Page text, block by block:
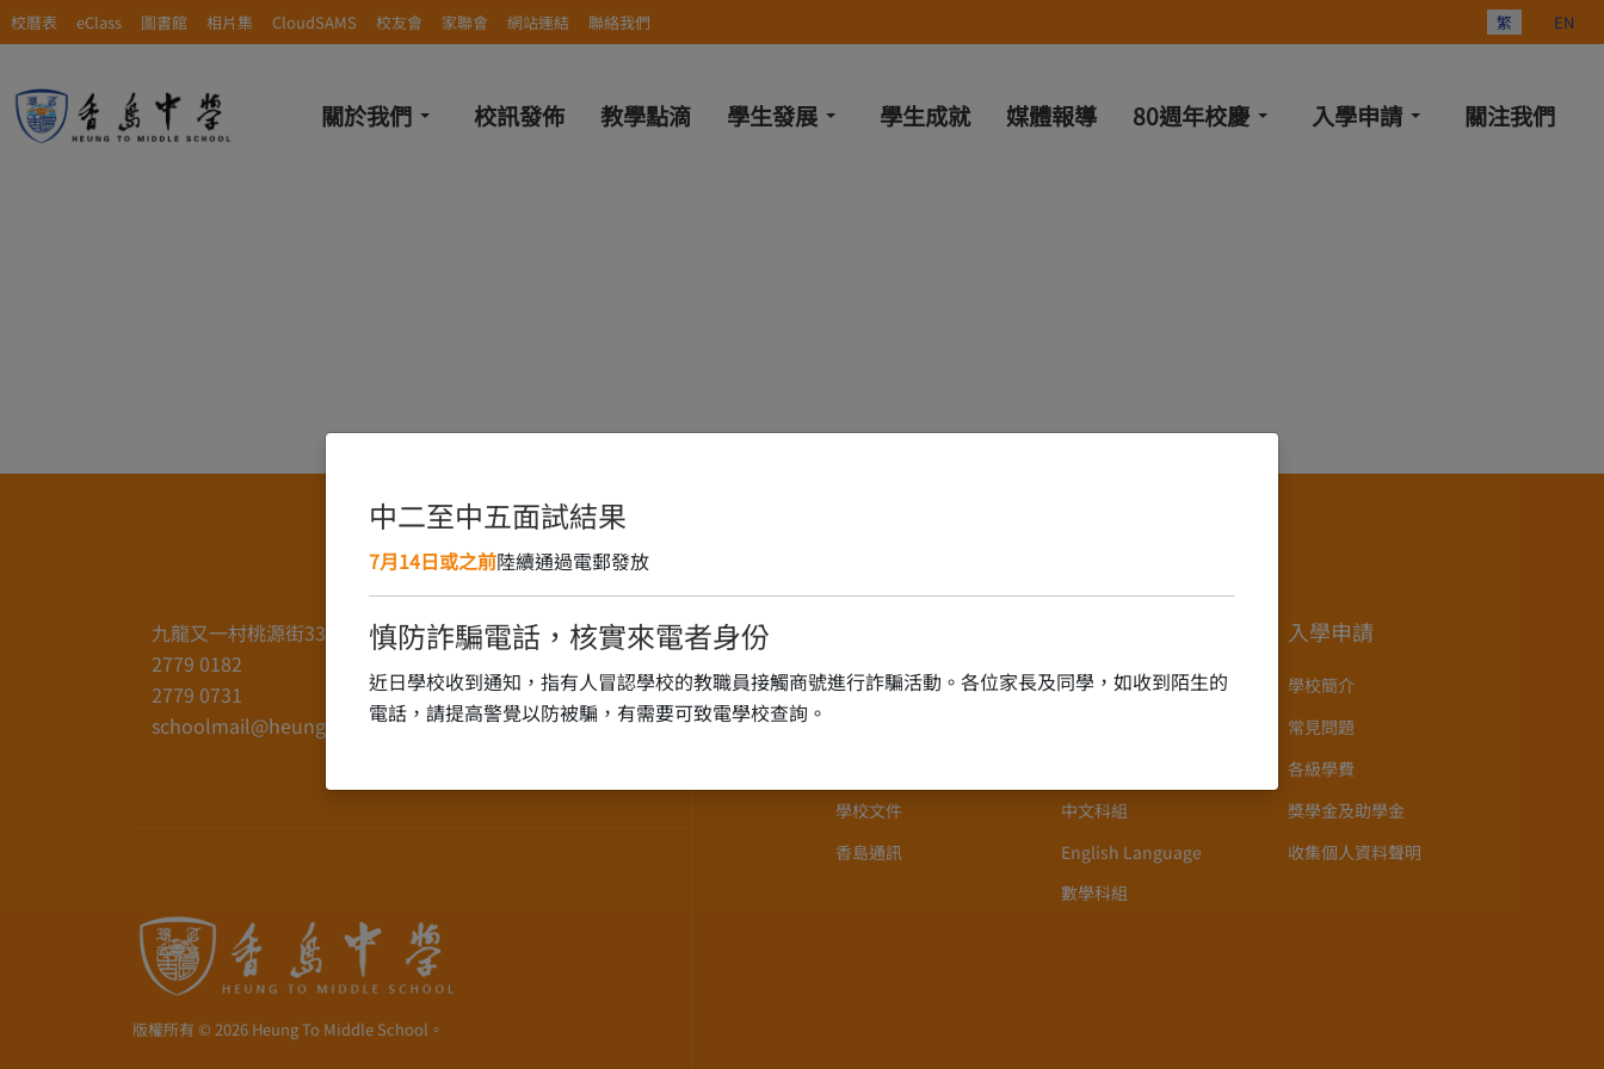
校曆表 eClass 圖書館 相片集 CloudSAMS 校友會 家聯會 網站連結 聯絡我們 選擇你的語言
繁 EN
關於我們 校訊發佈 教學點滴 學生發展 學生成就 媒體報導 80週年校慶 入學申請 關注我們
中二至中五面試結果
7月14日或之前陸續通過電郵發放
慎防詐騙電話，核實來電者身份
近日學校收到通知，指有人冒認學校的教職員接觸商號進行詐騙活動。各位家長及同學，如收到陌生的
電話，請提高警覺以防被騙，有需要可致電學校查詢。
九龍又一村桃源街33號
2779 0182
2779 0731
schoolmail@heungto.edu.hk
版權所有 © 2026 Heung To Middle School。
學校歷史
學校文件
香島通訊
語言政策
中文科組
English Language
數學科組
入學申請
學校簡介
常見問題
各級學費
獎學金及助學金
收集個人資料聲明